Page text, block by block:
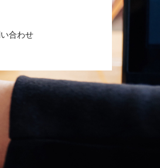
合わせ